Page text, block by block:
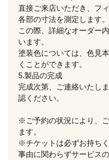
直接ご来店いただき、フ
各部の寸法を測定します。
この際、詳細なオーダー
います。
塗装色については、色見
くことができます。
5.製品の完成
完成次第、ご連絡いたし
認ください。
※ご予約の状況により、
ます。
※チケットは必ずお持ち
事由に関わらずサービス